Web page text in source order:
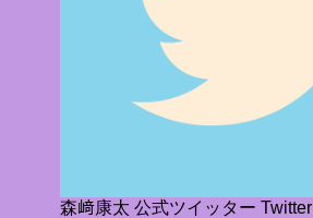
森﨑康太 公式ツイッター Twitter